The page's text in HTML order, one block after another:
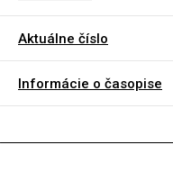
Aktuálne číslo
Informácie o časopise